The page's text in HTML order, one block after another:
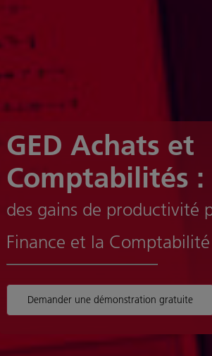
GED Achats et
Comptabilités :
des gains de productivité
Finance et la Comptabilité
Demander une démonstration gratuite